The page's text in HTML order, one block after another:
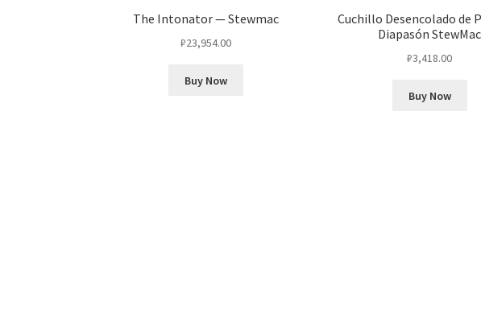
The Intonator — Stewmac
₽23,954.00
Buy Now
Cuchillo Desencolado de
Diapasón StewMac
₽3,418.00
Buy Now